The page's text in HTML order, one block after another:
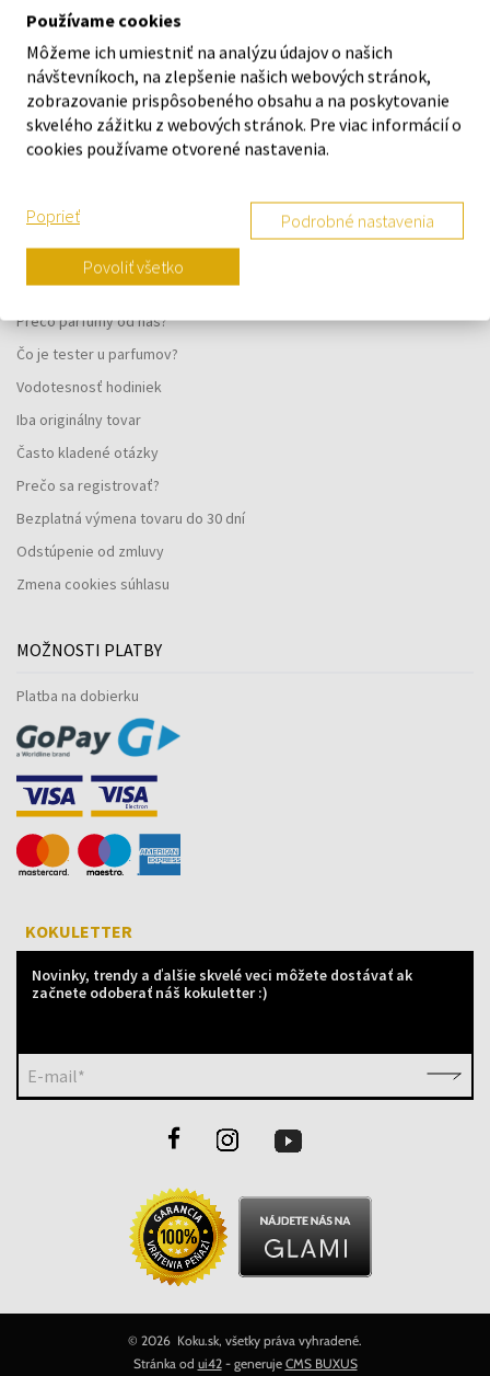
Na Bratislavskej 64/76, Šamorín, 931 01
VŠETKO O NÁKUPE
Vernostný systém
Všeobecné obchodné podmienky
Reklamačný formulár
Spôsob doručenia
Kedy obdržím objednaný tovar?
Prečo parfumy od nás?
Čo je tester u parfumov?
Vodotesnosť hodiniek
Iba originálny tovar
Často kladené otázky
Prečo sa registrovať?
Bezplatná výmena tovaru do 30 dní
Odstúpenie od zmluvy
Zmena cookies súhlasu
MOŽNOSTI PLATBY
Platba na dobierku
KOKULETTER
Novinky, trendy a ďalšie skvelé veci môžete dostávať ak
začnete odoberať náš kokuletter :)
E-mail*
© 2026 Koku.sk, všetky práva vyhradené.
Stránka od ui42- generuje CMS BUXUS
Používame cookies
Môžeme ich umiestniť na analýzu údajov o našich
návštevníkoch, na zlepšenie našich webových stránok,
zobrazovanie prispôsobeného obsahu a na poskytovanie
skvelého zážitku z webových stránok. Pre viac informácií o
cookies používame otvorené nastavenia.
Poprieť Podrobné nastavenia
Povoliť všetko